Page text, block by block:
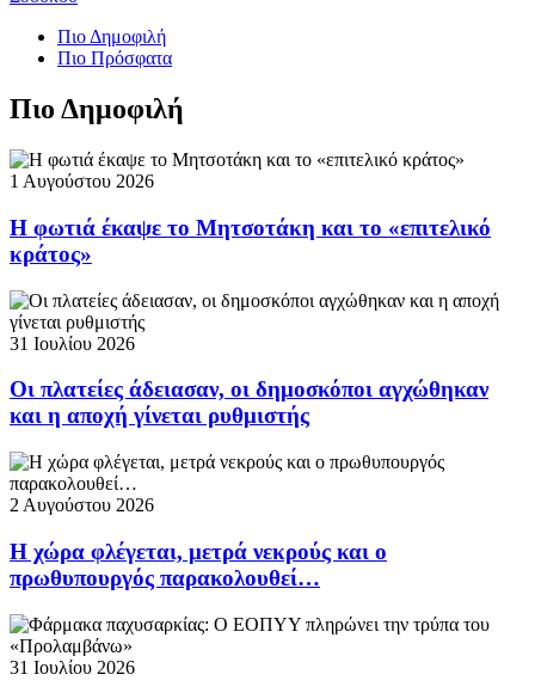
Πιο Δημοφιλή
Πιο Πρόσφατα
Πιο Δημοφιλή
1 Αυγούστου 2026
Η φωτιά έκαψε το Μητσοτάκη και το «επιτελικό
κράτος»
31 Ιουλίου 2026
Οι πλατείες άδειασαν, οι δημοσκόποι αγχώθηκαν
και η αποχή γίνεται ρυθμιστής
2 Αυγούστου 2026
Η χώρα φλέγεται, μετρά νεκρούς και ο
πρωθυπουργός παρακολουθεί…
31 Ιουλίου 2026